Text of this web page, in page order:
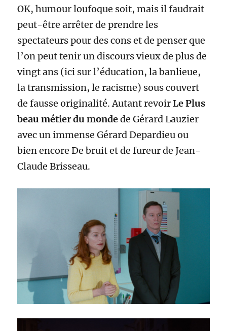
OK, humour loufoque soit, mais il faudrait
peut-être arrêter de prendre les
spectateurs pour des cons et de penser que
l’on peut tenir un discours vieux de plus de
vingt ans (ici sur l’éducation, la banlieue,
la transmission, le racisme) sous couvert
de fausse originalité. Autant revoirLe Plus
beau métier du mondede Gérard Lauzier
avec un immense Gérard Depardieu ou
bien encore De bruit et de fureur de Jean-
Claude Brisseau.